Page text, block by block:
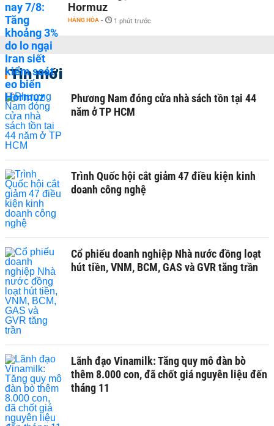
Hormuz
HÀNG HÓA - 1 phút trước
Tin mới
Phương Nam đóng cửa nhà sách tồn tại 44
năm ở TP HCM
Trình Quốc hội cắt giảm 47 điều kiện kinh
doanh công nghệ
Cổ phiếu doanh nghiệp Nhà nước đồng loạt
hút tiền, VNM, BCM, GAS và GVR tăng trần
Lãnh đạo Vinamilk: Tăng quy mô đàn bò
thêm 8.000 con, đã chốt giá nguyên liệu đến
tháng 11